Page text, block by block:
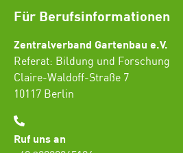
Für Berufsinformationen
Zentralverband Gartenbau e.V.
Referat: Bildung und Forschung
Claire-Waldoff-Straße 7
10117 Berlin
Ruf uns an